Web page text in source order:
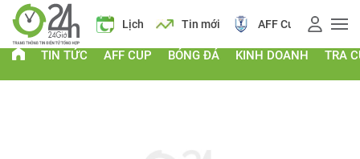
Lịch Tin mới AFF Cup Giá vàng
TIN TỨC AFF CUP BÓNG ĐÁ KINH DOANH TRA